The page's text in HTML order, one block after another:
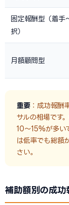
固定報酬型（着手
択）
月額顧問型
重要 ：成功報酬
サルの相場です
10〜15%が多い
は低率でも総額
さい。
補助額別の成功